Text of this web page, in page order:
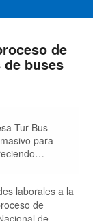
de
buses
Tur Bus
para
laborales a la
de
de